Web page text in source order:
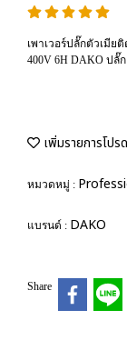
เพาเวอร์ปลั๊กตัวเมีย
400V 6H DAKO ปลั๊
เพิ่มรายการโปรด
หมวดหมู่ :
แบรนด์ : DAKO
Share